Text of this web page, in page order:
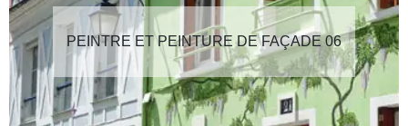
PEINTRE ET PEINTURE DE FAÇADE 06